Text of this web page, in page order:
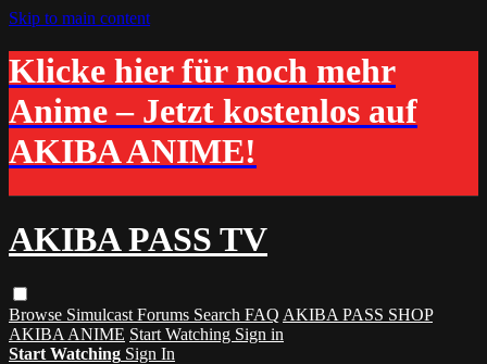
Skip to main content
Klicke hier für noch mehr
Anime – Jetzt kostenlos auf
AKIBA ANIME!
AKIBA PASS TV
Browse Simulcast Forums Search FAQ AKIBA PASS SHOP
AKIBA ANIME Start Watching Sign in
Start Watching Sign In